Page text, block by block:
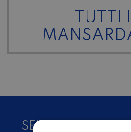
TUTTI I
SEI UN AMANTE